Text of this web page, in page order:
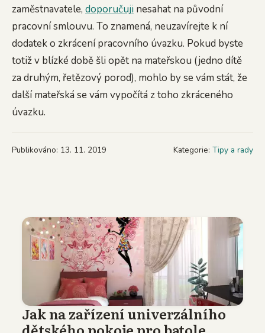
zaměstnavatele, doporučuji nesahat na původní
pracovní smlouvu. To znamená, neuzavírejte k ní
dodatek o zkrácení pracovního úvazku. Pokud byste
totiž v blízké době šli opět na mateřskou (jedno dítě
za druhým, řetězový porod), mohlo by se vám stát, že
další mateřská se vám vypočítá z toho zkráceného
úvazku.
Publikováno: 13. 11. 2019 Kategorie: Tipy a rady
Jak na zařízení univerzálního